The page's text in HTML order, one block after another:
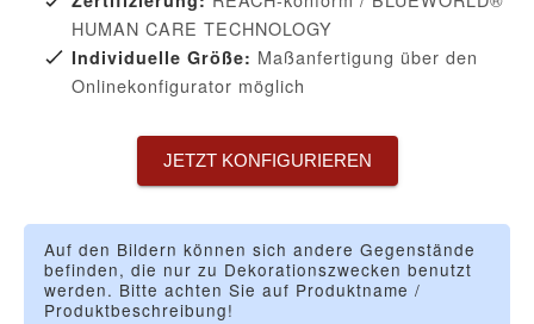
HUMAN CARE TECHNOLOGY
Individuelle Größe: Maßanfertigung über den
Onlinekonfigurator möglich
JETZT KONFIGURIEREN
Auf den Bildern können sich andere Gegenstände
befinden, die nur zu Dekorationszwecken benutzt
werden. Bitte achten Sie auf Produktname /
Produktbeschreibung!